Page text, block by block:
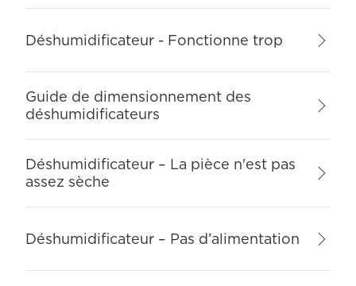
Déshumidificateur - Fonctionne trop
Guide de dimensionnement des
déshumidificateurs
Déshumidificateur – La pièce n'est pas
assez sèche
Déshumidificateur – Pas d’alimentation